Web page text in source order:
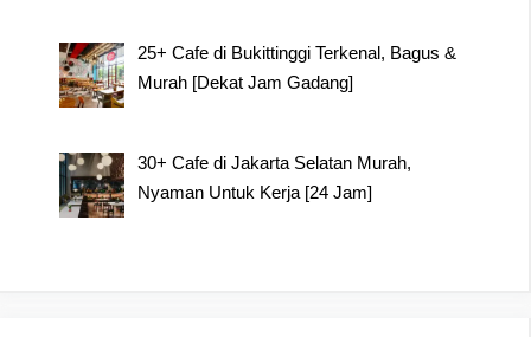
25+ Cafe di Bukittinggi Terkenal, Bagus &
Murah [Dekat Jam Gadang]
30+ Cafe di Jakarta Selatan Murah,
Nyaman Untuk Kerja [24 Jam]